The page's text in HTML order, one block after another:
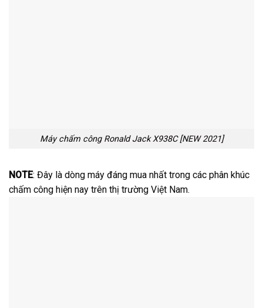
Máy chấm công Ronald Jack X938C [NEW 2021]
NOTE: Đây là dòng máy đáng mua nhất trong các phân khúc
chấm công hiện nay trên thị trường Việt Nam.